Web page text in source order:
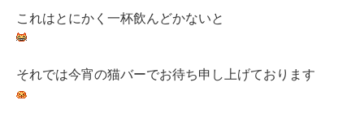
これはとにかく一杯飲んどかないと
それでは今宵の猫バーでお待ち申し上げております